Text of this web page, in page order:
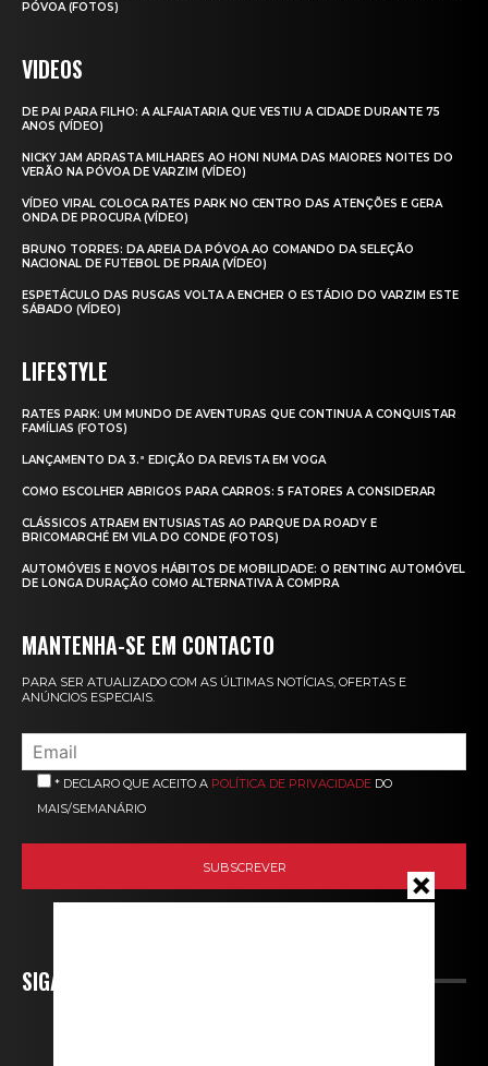
PÓVOA (FOTOS)
VIDEOS
DE PAI PARA FILHO: A ALFAIATARIA QUE VESTIU A CIDADE DURANTE 75
ANOS (VÍDEO)
NICKY JAM ARRASTA MILHARES AO HONI NUMA DAS MAIORES NOITES DO
VERÃO NA PÓVOA DE VARZIM (VÍDEO)
VÍDEO VIRAL COLOCA RATES PARK NO CENTRO DAS ATENÇÕES E GERA
ONDA DE PROCURA (VÍDEO)
BRUNO TORRES: DA AREIA DA PÓVOA AO COMANDO DA SELEÇÃO
NACIONAL DE FUTEBOL DE PRAIA (VÍDEO)
ESPETÁCULO DAS RUSGAS VOLTA A ENCHER O ESTÁDIO DO VARZIM ESTE
SÁBADO (VÍDEO)
LIFESTYLE
RATES PARK: UM MUNDO DE AVENTURAS QUE CONTINUA A CONQUISTAR
FAMÍLIAS (FOTOS)
LANÇAMENTO DA 3.ª EDIÇÃO DA REVISTA EM VOGA
COMO ESCOLHER ABRIGOS PARA CARROS: 5 FATORES A CONSIDERAR
CLÁSSICOS ATRAEM ENTUSIASTAS AO PARQUE DA ROADY E
BRICOMARCHÉ EM VILA DO CONDE (FOTOS)
AUTOMÓVEIS E NOVOS HÁBITOS DE MOBILIDADE: O RENTING AUTOMÓVEL
DE LONGA DURAÇÃO COMO ALTERNATIVA À COMPRA
MANTENHA-SE EM CONTACTO
PARA SER ATUALIZADO COM AS ÚLTIMAS NOTÍCIAS, OFERTAS E
ANÚNCIOS ESPECIAIS.
* DECLARO QUE ACEITO A POLÍTICA DE PRIVACIDADE DO
MAIS/SEMANÁRIO
SIGA-NOS